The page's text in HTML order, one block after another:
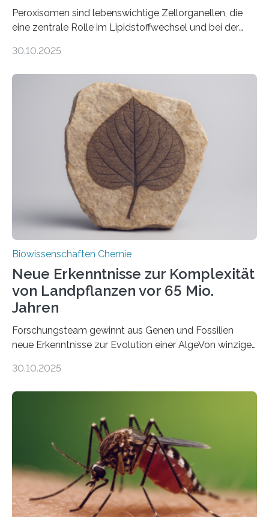
Peroxisomen sind lebenswichtige Zellorganellen, die
eine zentrale Rolle im Lipidstoffwechsel und bei der
erfüllen können, müssen zahlreiche Enzyme präzise in
der Ruhr-Universität Bochum um Prof. Dr. Ralf Erdmann
und Dr. Ismaila Francis Yusuf hat nun einen bislang
unbekannten Qualitätskontrollmechanismus des
peroxisomalen Proteintransports in der Bäckerhefe
Saccharomyces cerevisiae entdeckt, der für die
Funktionsfähigkeit der Organellen entscheidend ist. Die
Studie wurde am 28. Oktober 2025 in der
Fachzeitschrift…
30.10.2025
Biowissenschaften Chemie
Neue Erkenntnisse zur Komplexität
von Landpflanzen vor 65 Mio.
Jahren
Forschungsteam gewinnt aus Genen und Fossilien
neue Erkenntnisse zur Evolution einer AlgeVon winzigen
Landpflanzen zählen zu den komplexesten
Grünalgen, die vor Hunderten von Millionen Jahren
lebten. Unter den Vorfahren sticht eine Gruppe heraus,
die noch heute in der Natur vorkommt: die
Süßwasseralge Coleochaetophyceae. Einige Arten
dieser Gruppe bilden aus Zellfäden dichte Geflechte
mit scheibenförmiger Gestalt. Was auffällig ist: Die
nächsten…
30.10.2025